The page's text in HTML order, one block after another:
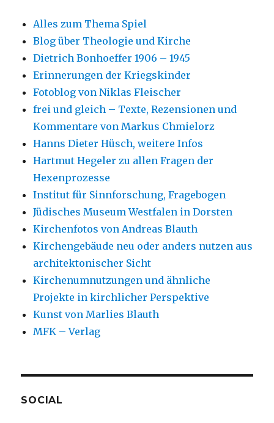
Alles zum Thema Spiel
Blog über Theologie und Kirche
Dietrich Bonhoeffer 1906 – 1945
Erinnerungen der Kriegskinder
Fotoblog von Niklas Fleischer
frei und gleich – Texte, Rezensionen und
Kommentare von Markus Chmielorz
Hanns Dieter Hüsch, weitere Infos
Hartmut Hegeler zu allen Fragen der
Hexenprozesse
Institut für Sinnforschung, Fragebogen
Jüdisches Museum Westfalen in Dorsten
Kirchenfotos von Andreas Blauth
Kirchengebäude neu oder anders nutzen aus
architektonischer Sicht
Kirchenumnutzungen und ähnliche
Projekte in kirchlicher Perspektive
Kunst von Marlies Blauth
MFK – Verlag
SOCIAL